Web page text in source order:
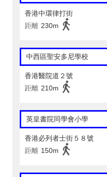
香港中環律打街
距離 230m
中西區聖安多尼學校
香港醫院道２號
距離 210m
英皇書院同學會小學
香港必列者士街５８號
距離 150m